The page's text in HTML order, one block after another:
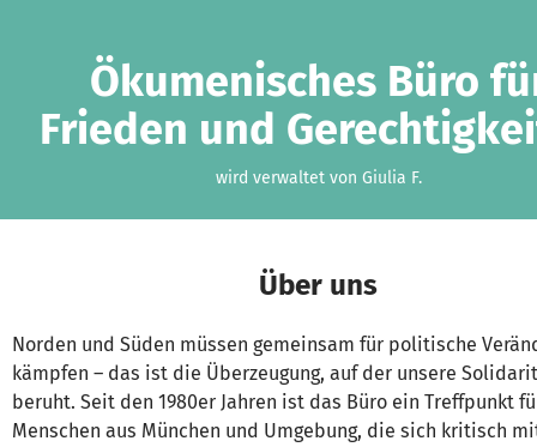
Ökumenisches Büro
Frieden und
wird verwaltet von Giulia F.
Über uns
Norden und Süden müssen gemeinsam für politische
kämpfen – das ist die Überzeugung, auf der unsere
beruht. Seit den 1980er Jahren ist das Büro ein Treffpunkt
Menschen aus München und Umgebung, die sich kritisch